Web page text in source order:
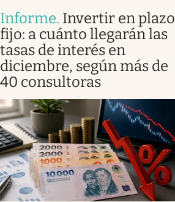
Informe. Invertir en plazo
fijo: a cuánto llegarán las
tasas de interés en
diciembre, según más de
40 consultoras